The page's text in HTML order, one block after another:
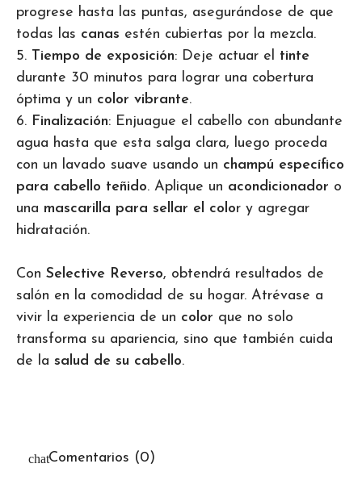
progrese hasta las puntas, asegurándose de que
todas las canas estén cubiertas por la mezcla.
5. Tiempo de exposición: Deje actuar el tinte
durante 30 minutos para lograr una cobertura
óptima y un color vibrante.
6. Finalización: Enjuague el cabello con abundante
agua hasta que esta salga clara, luego proceda
con un lavado suave usando un champú específico
para cabello teñido. Aplique un acondicionador o
una mascarilla para sellar el color y agregar
hidratación.
Con Selective Reverso, obtendrá resultados de
salón en la comodidad de su hogar. Atrévase a
vivir la experiencia de un color que no solo
transforma su apariencia, sino que también cuida
de la salud de su cabello.
Comentarios (0)